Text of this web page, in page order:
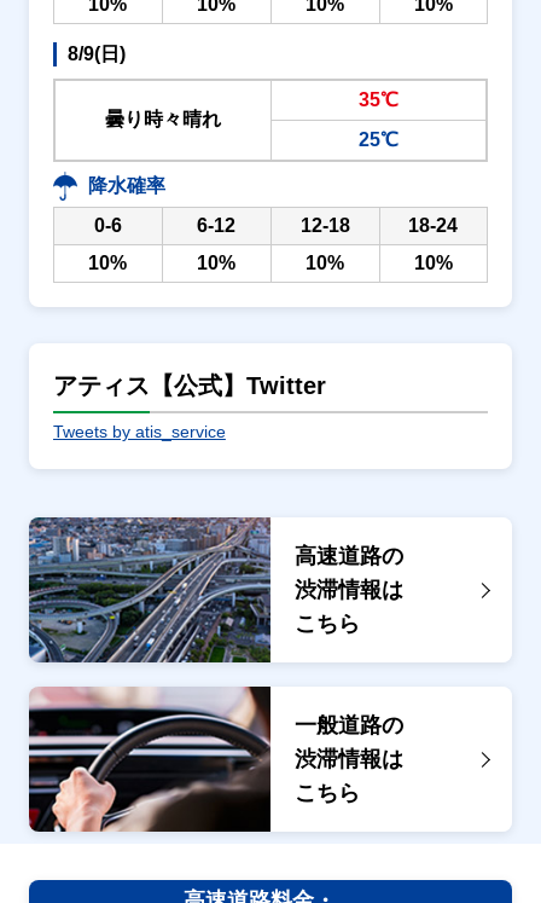
8/9(日)
曇り時々晴れ
35℃
25℃
降水確率
0-6
6-12 12-18
18-24
10%
10% 10% 10%
アティス【公式】Twitter
Tweets by atis_service
高速道路の
渋滞情報は
こちら
一般道路の
渋滞情報は
こちら